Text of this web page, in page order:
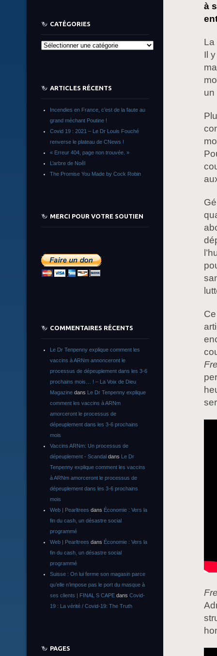
à
La
Il
un
CATÉGORIES
Catégories
ARTICLES RÉCENTS
Incendies en France, c’est de la faute au
grand méchant Poutine !
Covid 19 : 2021 – Le Dr Louis Fouché
renverse le plateau de CNews !
« Erreur 404, page non trouvée. »
L’arbre de Noêl
The Promise You Made by Cock Robin
MERCI POUR VOTRE SOUTIEN
COMMENTAIRES RÉCENTS
Le Dr Tenpenny explique comment les
vaccins à ARNm annonceront le
processus de dépeuplement dans les 3-6
prochains mois… ! – La Voix de Dieu
Magazine dans Le Dr Tenpenny explique
comment les vaccins à ARNm
amorceront le processus de
dépeuplement dans les 3-6 prochains
mois
Vaccins ARNm: Un processus de
dépeuplement - Scandal dans Le Dr
Tenpenny explique comment les vaccins
à ARNm amorceront le processus de
dépeuplement dans les 3-6 prochains
mois
Web | Pearltrees dans Économie : Vers la
fin du cash, un désastre social
programmé
Web | Pearltrees dans Économie : Vers la
fin du cash, un désastre social
programmé
Suisse : On lui ferme son magasin parce
qu’elle n’impose pas le port du masque à
ses clients | FINAL S CAPE dans Covid-
19 : La vérité / Covid-19: The Truth
PAGES